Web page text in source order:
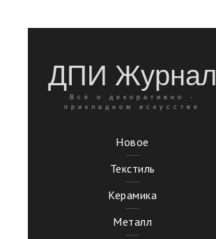
ДПИ Журнал
Всё о декоративно -
прикладном искусстве
Новое
Текстиль
Керамика
Металл